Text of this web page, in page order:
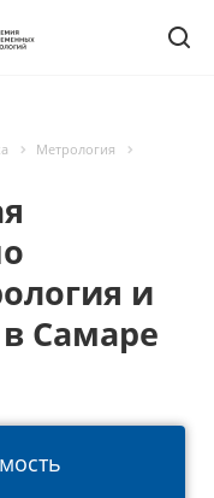
Метрология
и
Самаре